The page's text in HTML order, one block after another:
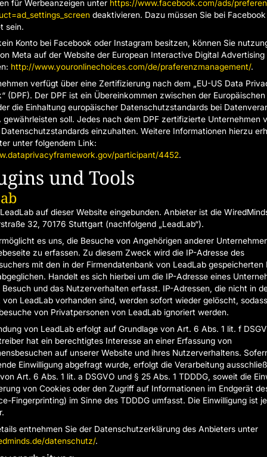
für Werbeanzeigen unter https://www.facebook.com/ads/
deaktivieren. Dazu müssen Sie bei Facebook
sein.
Konto bei Facebook oder Instagram besitzen, können Sie
Meta auf der Website der European Interactive Digital Advertising
http://www.youronlinechoices.com/de/praferenzmanagement/.
verfügt über eine Zertifizierung nach dem „EU-US Data
(DPF). Der DPF ist ein Übereinkommen zwischen der
die Einhaltung europäischer Datenschutzstandards bei
gewährleisten soll. Jedes nach dem DPF zertifizierte Unternehmen
einzuhalten. Weitere Informationen hierzu
unter folgendem Link:
participant/4452.
und Tools
auf dieser Website eingebunden. Anbieter ist die
32, 70176 Stuttgart (nachfolgend „LeadLab“).
es uns, die Besuche von Angehörigen anderer
zu erfassen. Zu diesem Zweck wird die IP-Adresse des
mit den in der Firmendatenbank von LeadLab gespeicherten
Handelt es sich hierbei um die IP-Adresse eines
und das Nutzerverhalten erfasst. IP-Adressen, die nicht in
von LeadLab vorhanden sind, werden sofort wieder gelöscht, sodass
von Privatpersonen von LeadLab ignoriert werden.
von LeadLab erfolgt auf Grundlage von Art. 6 Abs. 1 lit. f
hat ein berechtigtes Interesse an einer Erfassung von
auf unserer Website und ihres Nutzerverhaltens.
Einwilligung abgefragt wurde, erfolgt die Verarbeitung
Art. 6 Abs. 1 lit. a DSGVO und § 25 Abs. 1 TDDDG, soweit die
von Cookies oder den Zugriff auf Informationen im Endgerät
Fingerprinting) im Sinne des TDDDG umfasst. Die Einwilligung ist
entnehmen Sie der Datenschutzerklärung des Anbieters unter
datenschutz/.